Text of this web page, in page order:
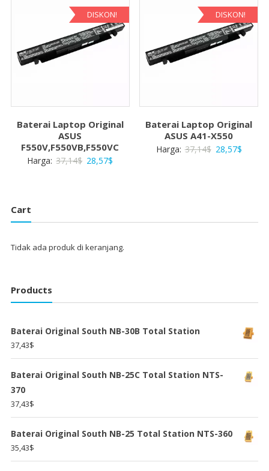
28,57$.
28,57$.
DISKON!
Baterai Laptop Original
ASUS
F550V,F550VB,F550VC
Harga: 37,14$ Harga
28,57$
28,57$.
DISKON!
Baterai Laptop Original
ASUS A41-X550
Harga: 37,14$ Harga
28,57$Harga
Cart
Tidak ada produk di keranjang.
Products
Baterai Original South NB-30B Total Station
37,43$
Baterai Original South NB-25C Total Station NTS-
370
37,43$
Baterai Original South NB-25 Total Station NTS-360
35,43$